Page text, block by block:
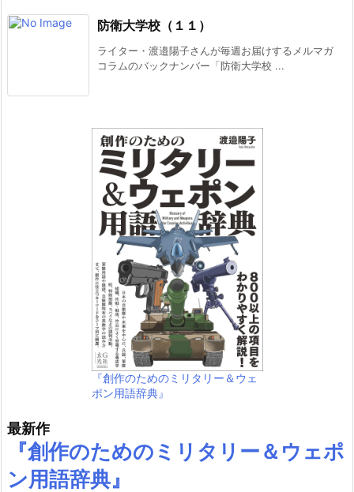
防衛大学校（１１）
ライター・渡邉陽子さんが毎週お届けするメルマガ
コラムのバックナンバー「防衛大学校 ...
『創作のためのミリタリー＆ウェ
ポン用語辞典』
最新作
『創作のためのミリタリー＆ウェポ
ン用語辞典』